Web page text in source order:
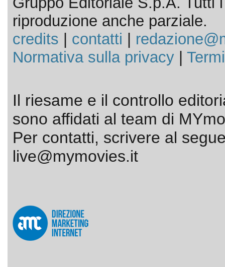
riproduzione anche parziale.
credits
contatti
Normativa sulla privacy|
Il riesame e il controllo
sono affidati al team di
Per contatti, scrivere al
live@mymovies.it